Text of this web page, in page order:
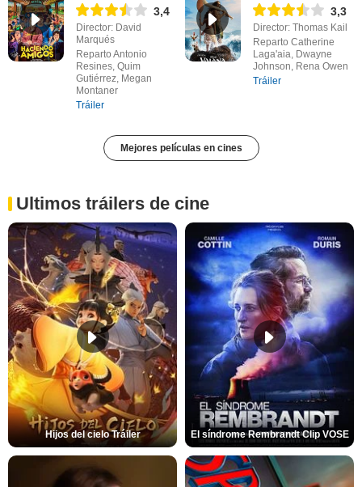
3,4
Director: David
Marqués
Reparto Antonio
Resines, Quim
Gutiérrez, Megan
Montaner
Tráiler
3,3
Director: Thomas Kail
Reparto Catherine
Laga'aia, Dwayne
Johnson, Rena Owen
Tráiler
Mejores películas en cines
Ultimos tráilers de cine
Hijos del cielo Tráiler El síndrome Rembrandt Clip VOSE